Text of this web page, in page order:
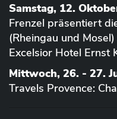
Samstag, 12.
Frenzel präsentiert
(Rheingau und
Excelsior Hotel Ernst
Mittwoch, 26. - 27.
Travels Provence: